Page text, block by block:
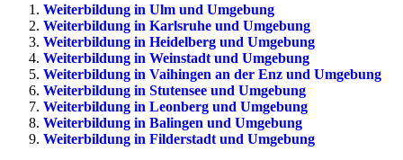
Weiterbildung in Ulm und Umgebung
Weiterbildung in Karlsruhe und Umgebung
Weiterbildung in Heidelberg und Umgebung
Weiterbildung in Weinstadt und Umgebung
Weiterbildung in Vaihingen an der Enz und Umgebung
Weiterbildung in Stutensee und Umgebung
Weiterbildung in Leonberg und Umgebung
Weiterbildung in Balingen und Umgebung
Weiterbildung in Filderstadt und Umgebung